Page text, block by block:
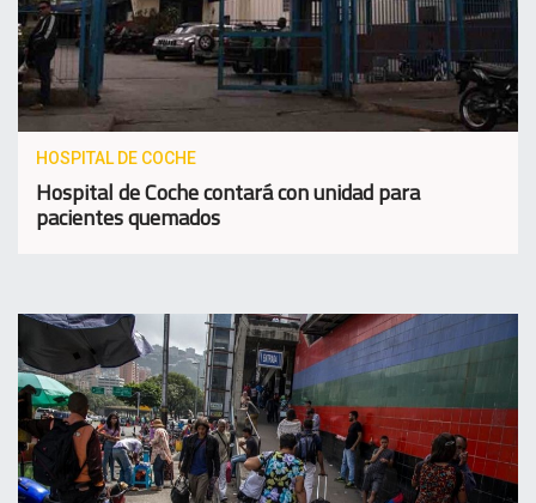
HOSPITAL DE COCHE
Hospital de Coche contará con unidad para
pacientes quemados